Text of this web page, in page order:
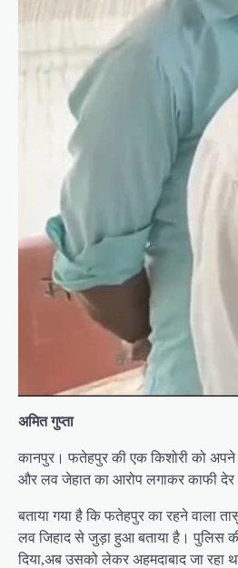
अमित गुप्ता
कानपुर। फतेहपुर की एक किशोरी को
और लव जेहात का आरोप लगाकर काफी देर
बताया गया है कि फतेहपुर का रहने वाला
लव जिहाद से जुड़ा हुआ बताया है। पुलिस
दिया,अब उसको लेकर अहमदाबाद जा रहा